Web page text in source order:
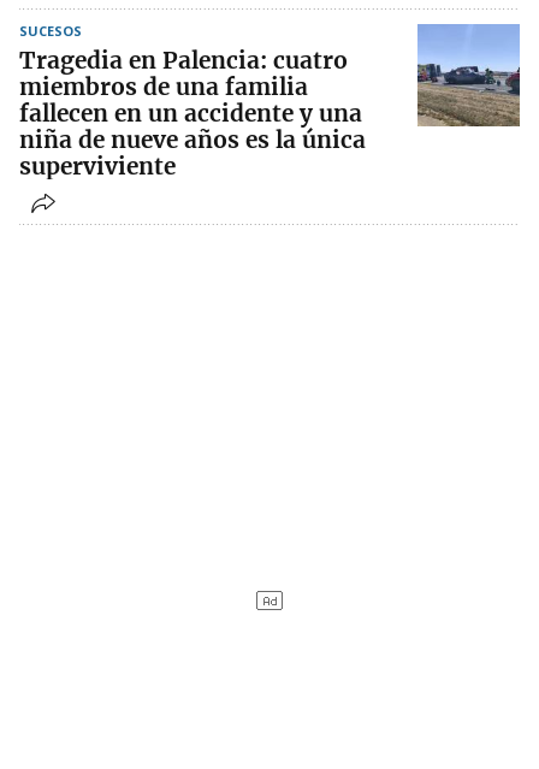
SUCESOS
Tragedia en Palencia: cuatro
miembros de una familia
fallecen en un accidente y una
niña de nueve años es la única
superviviente